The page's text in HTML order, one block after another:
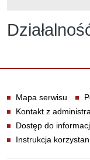
Mapa serwisu
Kontakt z
Dostęp do
Instrukcja